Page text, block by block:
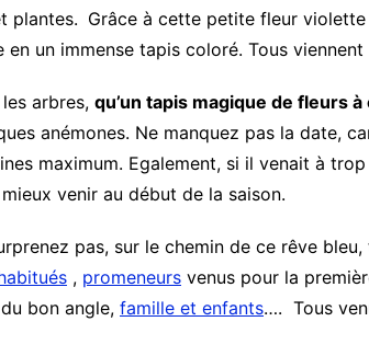
plantes. Grâce à cette petite fleur
en un immense tapis coloré. Tous
les arbres, qu’un tapis magique de fleurs
anémones. Ne manquez pas la date,
maximum. Egalement, si il venait à
venir au début de la saison.
pas, sur le chemin de ce rêve
, promeneurs venus pour la
bon angle, famille et enfants…. Tous